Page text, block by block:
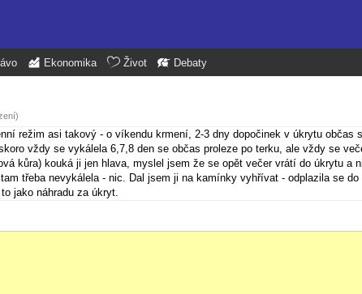
Ekonomika Život Debaty
režim asi takový - o víkendu krmení, 2-3 dny dopočinek v úkrytu občas
vždy se vykálela 6,7,8 den se občas proleze po terku, ale vždy se
kůra) kouká ji jen hlava, myslel jsem že se opět večer vrátí do úkrytu a
třeba nevykálela - nic. Dal jsem ji na kamínky vyhřívat - odplazila se
jako náhradu za úkryt.